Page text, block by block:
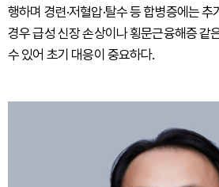
행하며 경련·저혈압·탈수 등 합병증에는
경우 급성 신장 손상이나 횡문근융해증 같
수 있어 초기 대응이 중요하다.